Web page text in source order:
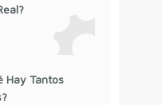
Hay Tantos